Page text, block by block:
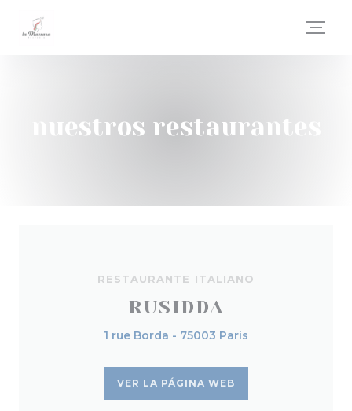
nuestros restaurantes
RESTAURANTE ITALIANO
RUSIDDA
1 rue Borda - 75003 Paris
VER LA PÁGINA WEB